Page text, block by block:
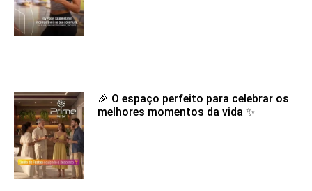
🎉 O espaço perfeito para celebrar os
melhores momentos da vida ✨